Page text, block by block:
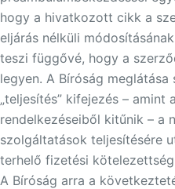
hogy a hivatkozott cikk a
eljárás nélküli
teszi függővé, hogy a
legyen. A Bíróság
„teljesítés” kifejezés – amint
rendelkezéseiből kitűnik – a
szolgáltatások teljesítésére
terhelő fizetési
A Bíróság arra a